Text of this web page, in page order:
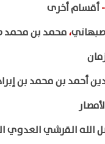
-أقسام أخرى
،محمد بن محمد
أحمد بن محمد بن
الله القرشي العدوي